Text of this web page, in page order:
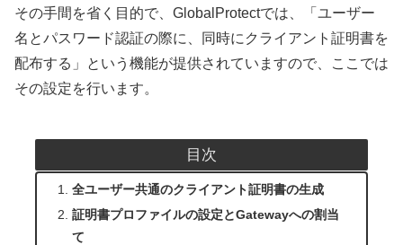
その手間を省く目的で、GlobalProtectでは、「ユーザー
名とパスワード認証の際に、同時にクライアント証明書を
配布する」という機能が提供されていますので、ここでは
その設定を行います。
目次
全ユーザー共通のクライアント証明書の生成
証明書プロファイルの設定とGatewayへの割当
て